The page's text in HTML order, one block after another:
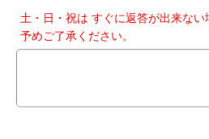
土・日・祝は すぐに返答が出来ない
予めご了承ください。